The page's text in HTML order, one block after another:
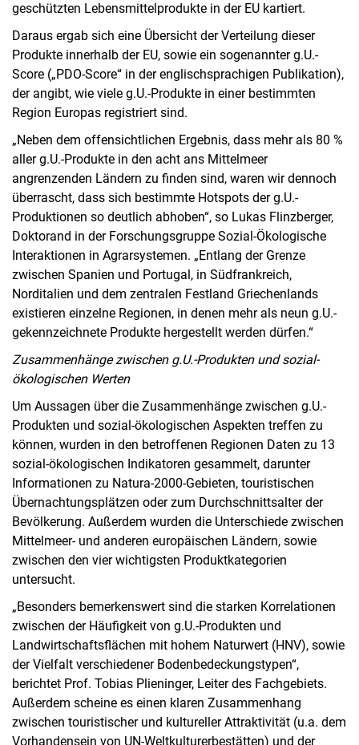
geschützten Lebensmittelprodukte in der EU kartiert.
Daraus ergab sich eine Übersicht der Verteilung dieser
Produkte innerhalb der EU, sowie ein sogenannter g.U.-
Score („PDO-Score“ in der englischsprachigen Publikation),
der angibt, wie viele g.U.-Produkte in einer bestimmten
Region Europas registriert sind.
„Neben dem offensichtlichen Ergebnis, dass mehr als 80 %
aller g.U.-Produkte in den acht ans Mittelmeer
angrenzenden Ländern zu finden sind, waren wir dennoch
überrascht, dass sich bestimmte Hotspots der g.U.-
Produktionen so deutlich abhoben“, so Lukas Flinzberger,
Doktorand in der Forschungsgruppe Sozial-Ökologische
Interaktionen in Agrarsystemen. „Entlang der Grenze
zwischen Spanien und Portugal, in Südfrankreich,
Norditalien und dem zentralen Festland Griechenlands
existieren einzelne Regionen, in denen mehr als neun g.U.-
gekennzeichnete Produkte hergestellt werden dürfen.“
Zusammenhänge zwischen g.U.-Produkten und sozial-
ökologischen Werten
Um Aussagen über die Zusammenhänge zwischen g.U.-
Produkten und sozial-ökologischen Aspekten treffen zu
können, wurden in den betroffenen Regionen Daten zu 13
sozial-ökologischen Indikatoren gesammelt, darunter
Informationen zu Natura-2000-Gebieten, touristischen
Übernachtungsplätzen oder zum Durchschnittsalter der
Bevölkerung. Außerdem wurden die Unterschiede zwischen
Mittelmeer- und anderen europäischen Ländern, sowie
zwischen den vier wichtigsten Produktkategorien
untersucht.
„Besonders bemerkenswert sind die starken Korrelationen
zwischen der Häufigkeit von g.U.-Produkten und
Landwirtschaftsflächen mit hohem Naturwert (HNV), sowie
der Vielfalt verschiedener Bodenbedeckungstypen“,
berichtet Prof. Tobias Plieninger, Leiter des Fachgebiets.
Außerdem scheine es einen klaren Zusammenhang
zwischen touristischer und kultureller Attraktivität (u.a. dem
Vorhandensein von UN-Weltkulturerbestätten) und der